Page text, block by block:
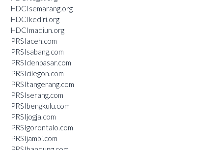
HDCIsemarang.org
HDCIkediri.org
HDCImadiun.org
PRSIaceh.com
PRSIsabang.com
PRSIdenpasar.com
PRSIcilegon.com
PRSItangerang.com
PRSIserang.com
PRSIbengkulu.com
PRSIjogja.com
PRSIgorontalo.com
PRSIjambi.com